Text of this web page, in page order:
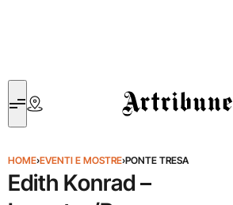
Artribune
HOME›EVENTI E MOSTRE›PONTE TRESA
Edith Konrad –